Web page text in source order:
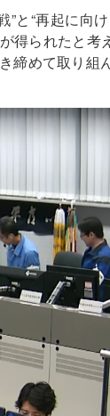
と“再起に向
得られたと考
締めて取り組